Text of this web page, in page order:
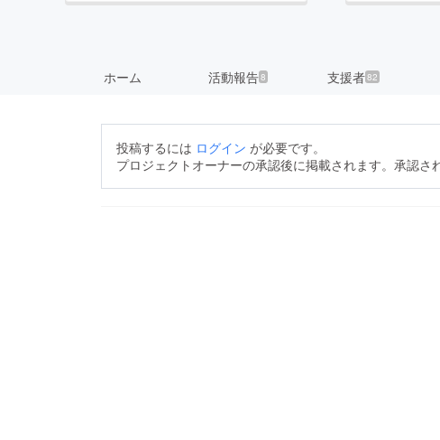
ホーム 活動報告8 支援者82
投稿するには ログイン が必要です。
プロジェクトオーナーの承認後に掲載されます。承認さ